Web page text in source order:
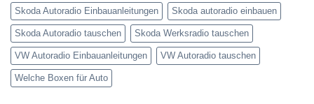
Skoda Autoradio Einbauanleitungen Skoda autoradio einbauen
Skoda Autoradio tauschen Skoda Werksradio tauschen
VW Autoradio Einbauanleitungen VW Autoradio tauschen
Welche Boxen für Auto